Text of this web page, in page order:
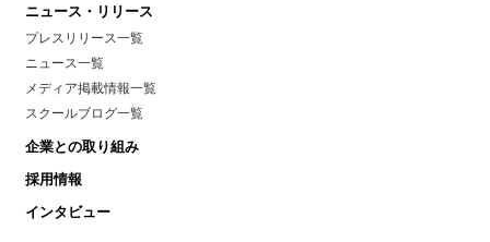
ニュース・リリース
プレスリリース一覧
ニュース一覧
メディア掲載情報一覧
スクールブログ一覧
企業との取り組み
採用情報
インタビュー